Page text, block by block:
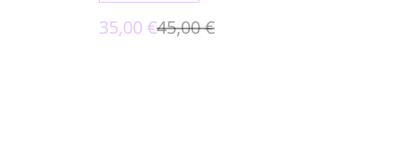
35,00 €45,00 €